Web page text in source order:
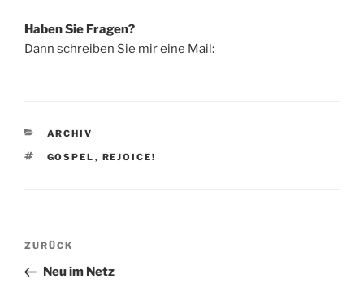
Haben Sie Fragen?
Dann schreiben Sie mir eine Mail:
KATEGORIEN
ARCHIV
SCHLAGWÖRTER
GOSPEL , REJOICE!
Beitragsnavigation
Vorheriger
Beitrag
ZURÜCK
Neu im Netz